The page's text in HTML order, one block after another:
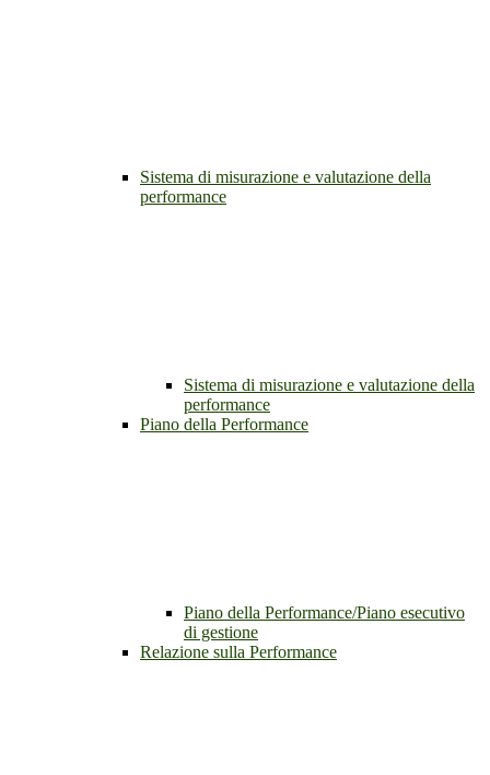
Sistema di misurazione e valutazione della
performance
Sistema di misurazione e valutazione della
performance
Piano della Performance
Piano della Performance/Piano esecutivo
di gestione
Relazione sulla Performance